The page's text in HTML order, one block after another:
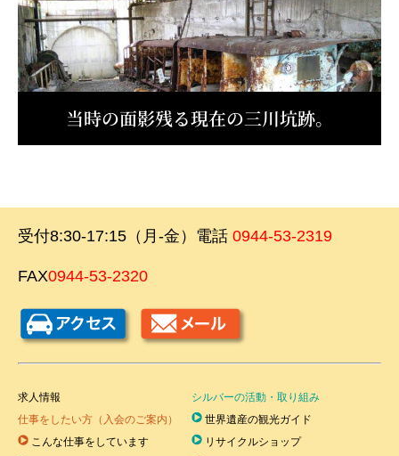
当時の面影残る現在の三川坑跡。
受付8:30-17:15（月-金）電話 0944-53-2319
FAX0944-53-2320
求人情報
仕事をしたい方（入会のご案内）
こんな仕事をしています
シルバーの活動・取り組み
世界遺産の観光ガイド
リサイクルショップ